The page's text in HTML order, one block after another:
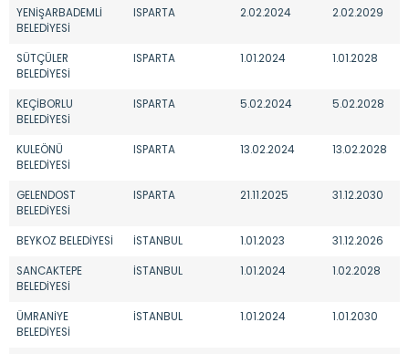
YENİŞARBADEMLİ
BELEDİYESİ
ISPARTA 2.02.2024 2.02.2029
SÜTÇÜLER
BELEDİYESİ
ISPARTA 1.01.2024 1.01.2028
KEÇİBORLU
BELEDİYESİ
ISPARTA 5.02.2024 5.02.2028
KULEÖNÜ
BELEDİYESİ
ISPARTA 13.02.2024 13.02.2028
GELENDOST
BELEDİYESİ
ISPARTA 21.11.2025 31.12.2030
BEYKOZ BELEDİYESİ İSTANBUL 1.01.2023 31.12.2026
SANCAKTEPE
BELEDİYESİ
İSTANBUL 1.01.2024 1.02.2028
ÜMRANİYE
BELEDİYESİ
İSTANBUL 1.01.2024 1.01.2030